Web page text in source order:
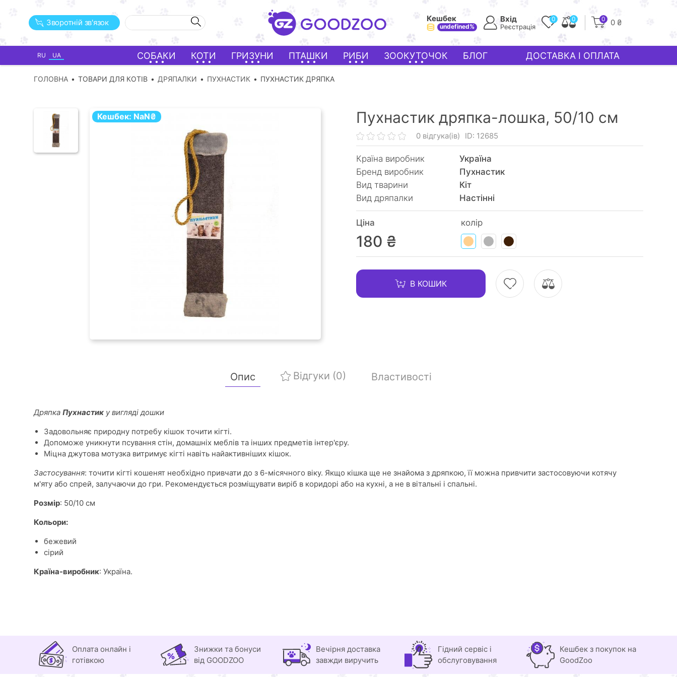
Зворотній зв'язок Кешбек
undefined%
Вхід
Реєстрація
0 0 0 0 ₴
RU UA СОБАКИ КОТИ ГРИЗУНИ ПТАШКИ РИБИ ЗООКУТОЧОК БЛОГ ДОСТАВКА І ОПЛАТА
ГОЛОВНА ТОВАРИ ДЛЯ КОТІВ ДРЯПАЛКИ ПУХНАСТИК ПУХНАСТИК ДРЯПКА
Кешбек: NaN₴ Пухнастик дряпка-лошка, 50/10 см
0 відгука(ів) ID: 12685
Країна виробник
Україна
Бренд виробник
Пухнастик
Вид тварини
Кiт
Вид дряпалки
Настінні
Ціна
180 ₴
колір
В КОШИК
Опис Відгуки (0) Властивості
Дряпка Пухнастик у вигляді дошки
Задовольняє природну потребу кішок точити кігті.
Допоможе уникнути псування стін, домашніх меблів та інших предметів інтер'єру.
Міцна джутова мотузка витримує кігті навіть найактивніших кішок.
Застосування: точити кігті кошенят необхідно привчати до з 6-місячного віку. Якщо кішка ще не знайома з дряпкою, її можна привчити застосовуючи котячу
м'яту або спрей, залучаючи до гри. Рекомендується розміщувати виріб в коридорі або на кухні, а не в вітальні і спальні.
Розмір: 50/10 см
Кольори:
бежевий
сірий
Країна-виробник: Україна.
Оплата онлайн і
готівкою
Знижки та бонуси
від GOODZOO
Вечірня доставка
завжди виручить
Гідний сервіс і
обслуговування
Кешбек з покупок на
GoodZoo